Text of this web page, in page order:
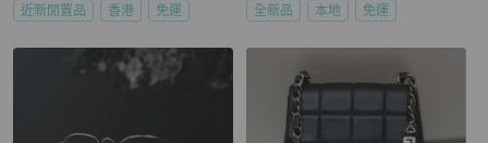
近新閒置品 香港 免運 全新品 本地 免運